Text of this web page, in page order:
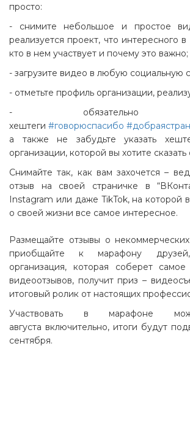
просто:
- снимите небольшое и простое
реализуется проект, что интересного
кто в нем участвует и почему это важно;
- загрузите видео в любую социальную
- отметьте профиль организации,
- обязательно
хештеги #говорюспасибо
а также не забудьте указать
организации, которой вы хотите сказать
Снимайте так, как вам захочется –
отзыв на своей страничке в
Instagram или даже TikTok, на которой
о своей жизни все самое интересное.
Размещайте отзывы о
приобщайте к марафону
организация, которая соберет
видеоотзывов, получит приз –
итоговый ролик от настоящих
Участвовать в марафоне
августа включительно, итоги будут
сентября.